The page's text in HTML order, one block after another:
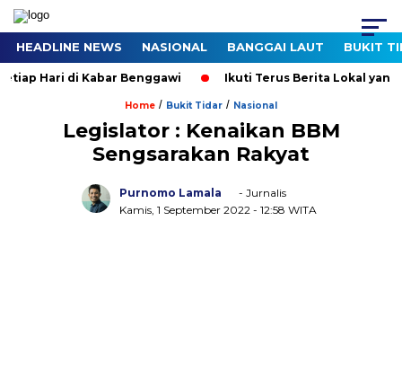
HEADLINE NEWS NASIONAL BANGGAI LAUT BUKIT
Hari di Kabar Benggawi Ikuti Terus Berita Lokal yang
Home / Bukit Tidar / Nasional
Legislator : Kenaikan BBM
Sengsarakan Rakyat
Purnomo Lamala
- Jurnalis
Kamis, 1 September 2022 - 12:58 WITA